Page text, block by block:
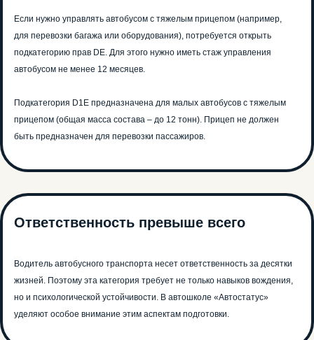
Если нужно управлять автобусом с тяжелым прицепом (например,
для перевозки багажа или оборудования), потребуется открыть
подкатегорию прав DE. Для этого нужно иметь стаж управления
автобусом не менее 12 месяцев.
Подкатегория D1E предназначена для малых автобусов с тяжелым
прицепом (общая масса состава – до 12 тонн). Прицеп не должен
быть предназначен для перевозки пассажиров.
Ответственность превыше всего
Водитель автобусного транспорта несет ответственность за десятки
жизней. Поэтому эта категория требует не только навыков вождения,
но и психологической устойчивости. В автошколе «Автостатус»
уделяют особое внимание этим аспектам подготовки.